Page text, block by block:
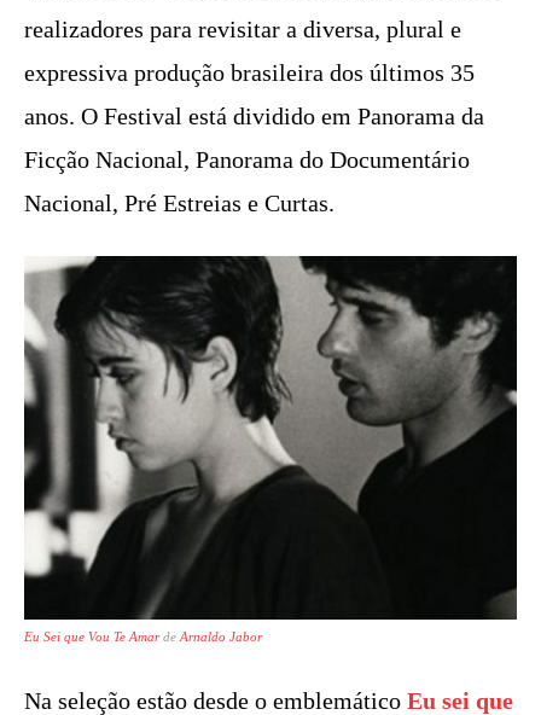
realizadores para revisitar a diversa, plural e
expressiva produção brasileira dos últimos 35
anos. O Festival está dividido em Panorama da
Ficção Nacional, Panorama do Documentário
Nacional, Pré Estreias e Curtas.
Eu Sei que Vou Te Amarde Arnaldo Jabor
Na seleção estão desde o emblemático Eu sei que